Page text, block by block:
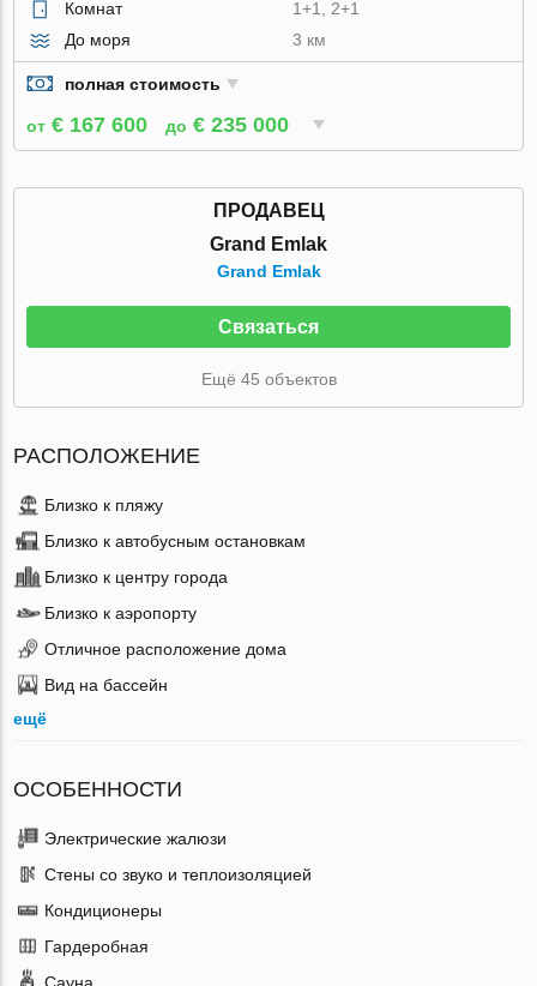
Комнат
1+1, 2+1
До моря
3 км
полная стоимость
от € 167 600 до € 235 000
ПРОДАВЕЦ
Grand Emlak
Grand Emlak
Связаться
Ещё 45 объектов
РАСПОЛОЖЕНИЕ
Близко к пляжу
Близко к автобусным остановкам
Близко к центру города
Близко к аэропорту
Отличное расположение дома
Вид на бассейн
ещё
ОСОБЕННОСТИ
Электрические жалюзи
Стены со звуко и теплоизоляцией
Кондиционеры
Гардеробная
Сауна